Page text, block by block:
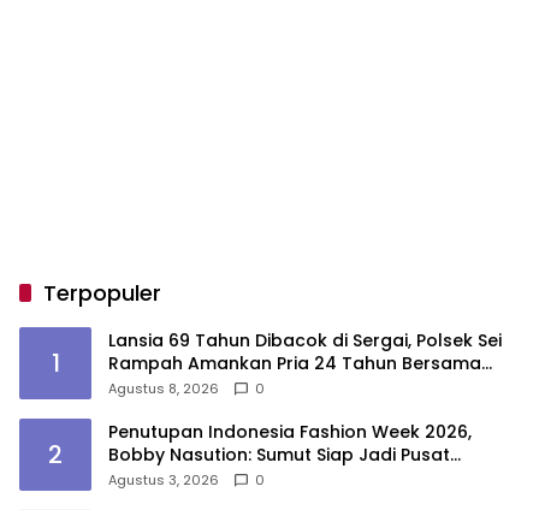
Terpopuler
1
Lansia 69 Tahun Dibacok di Sergai, Polsek Sei
Rampah Amankan Pria 24 Tahun Bersama
Parang
Agustus 8, 2026 0
2
Penutupan Indonesia Fashion Week 2026,
Bobby Nasution: Sumut Siap Jadi Pusat
Fashion Indonesia Lewat Wastra
Agustus 3, 2026 0